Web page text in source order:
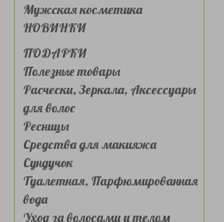
Мужская косметика
НОВИНКИ
ПОДАРКИ
Полезные товары
Расчески, Зеркала, Аксессуары
для волос
Ресницы
Средства для макияжа
Сундучок
Туалетная, Парфюмированная
вода
Уход за волосами и телом